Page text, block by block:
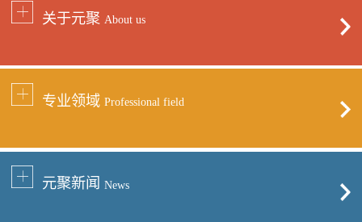
关于元聚 About us
专业领域 Professional field
元聚新闻 News